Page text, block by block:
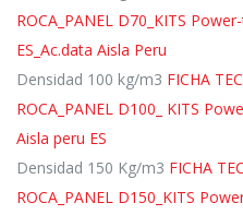
ROCA_PANEL D70_KITS
ES_Ac.data Aisla Peru
Densidad 100 kg/m3 FICHA
ROCA_PANEL D100_ KITS
Aisla peru ES
Densidad 150 Kg/m3 FICHA
ROCA_PANEL D150_KITS